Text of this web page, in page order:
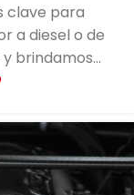
clave para
a diesel o de
y brindamos...